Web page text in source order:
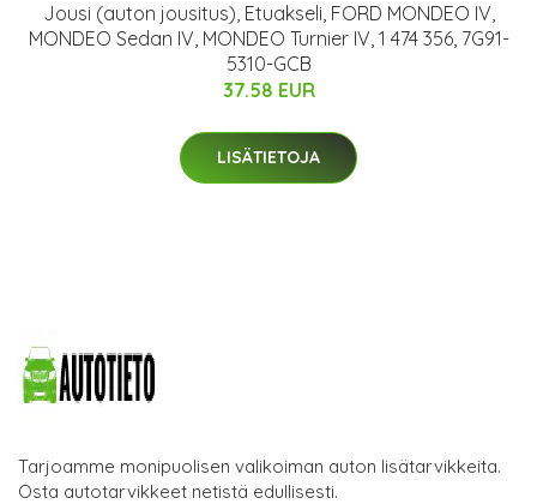
Jousi (auton jousitus), Etuakseli, FORD MONDEO IV,
MONDEO Sedan IV, MONDEO Turnier IV, 1 474 356, 7G91-
5310-GCB
37.58 EUR
LISÄTIETOJA
Tarjoamme monipuolisen valikoiman auton lisätarvikkeita.
Osta autotarvikkeet netistä edullisesti.